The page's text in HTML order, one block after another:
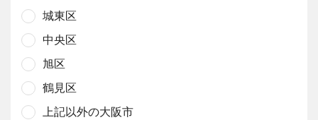
城東区
中央区
旭区
鶴見区
上記以外の大阪市